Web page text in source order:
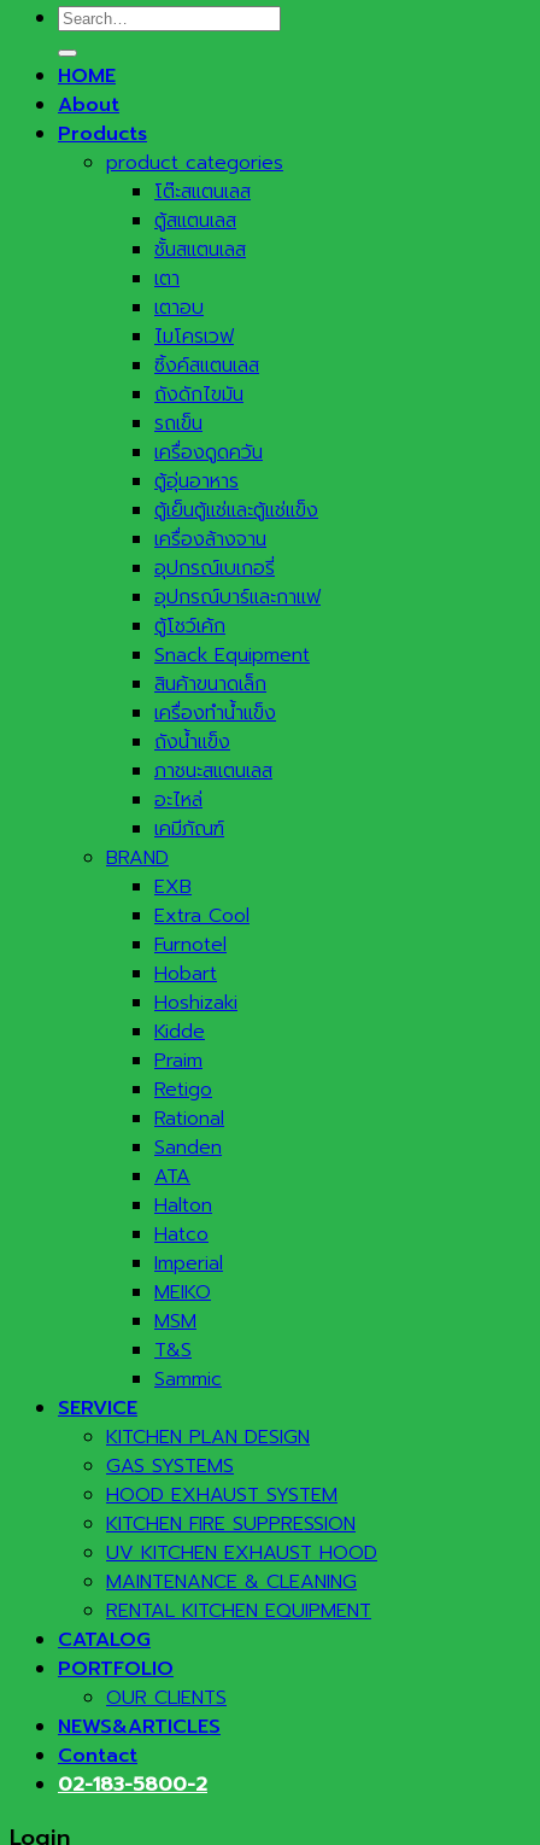
Search
for:
HOME
About
Products
product categories
โต๊ะสแตนเลส
ตู้สแตนเลส
ชั้นสแตนเลส
เตา
เตาอบ
ไมโครเวฟ
ซิ้งค์สแตนเลส
ถังดักไขมัน
รถเข็น
เครื่องดูดควัน
ตู้อุ่นอาหาร
ตู้เย็นตู้แช่และตู้แช่แข็ง
เครื่องล้างจาน
อุปกรณ์เบเกอรี่
อุปกรณ์บาร์และกาแฟ
ตู้โชว์เค้ก
Snack Equipment
สินค้าขนาดเล็ก
เครื่องทำน้ำแข็ง
ถังน้ำแข็ง
ภาชนะสแตนเลส
อะไหล่
เคมีภัณฑ์
BRAND
EXB
Extra Cool
Furnotel
Hobart
Hoshizaki
Kidde
Praim
Retigo
Rational
Sanden
ATA
Halton
Hatco
Imperial
MEIKO
MSM
T&S
Sammic
SERVICE
KITCHEN PLAN DESIGN
GAS SYSTEMS
HOOD EXHAUST SYSTEM
KITCHEN FIRE SUPPRESSION
UV KITCHEN EXHAUST HOOD
MAINTENANCE & CLEANING
RENTAL KITCHEN EQUIPMENT
CATALOG
PORTFOLIO
OUR CLIENTS
NEWS&ARTICLES
Contact
02-183-5800-2